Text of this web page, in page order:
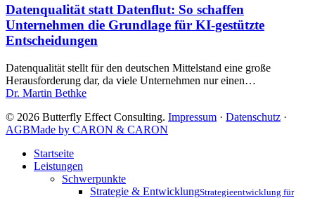
So
schaffen
Unternehmen
die
für
KI-
gestützte
Datenqualität statt Datenflut: So schaffen
Unternehmen die Grundlage für KI-gestützte
Entscheidungen
Datenqualität stellt für den deutschen Mittelstand eine große
Herausforderung dar, da viele Unternehmen nur einen…
Dr. Martin Bethke
© 2026 Butterfly Effect Consulting. Impressum · Datenschutz ·
AGBMade by CARON & CARON
Close
Menu
Startseite
Leistungen
Schwerpunkte
Strategie & EntwicklungStrategieentwicklung für